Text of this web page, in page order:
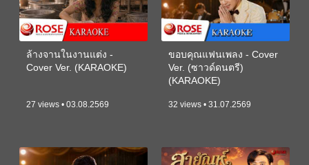
ล้างจานในงานแต่ง -
Cover Ver. (KARAOKE)
27 views • 03.08.2569
ขอบคุณแฟนเพลง - Cover
Ver. (ซาวด์ดนตรี)
(KARAOKE)
32 views • 31.07.2569